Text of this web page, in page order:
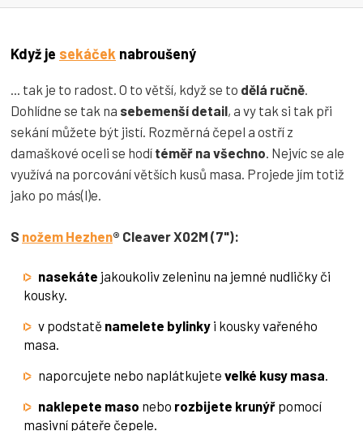
Když je sekáček nabroušený
... tak je to radost. O to větší, když se to dělá ručně
Dohlídne se tak na sebemenší detail, a vy tak si tak při
sekání můžete být jistí. Rozměrná čepel a ostří z
damaškové oceli se hodí téměř na všechno . Nejvíc se ale
využívá na porcování větších kusů masa. Projede jím totiž
jako po más(l)e.
S nožem Hezhen® Cleaver X02M (7"):
nasekáte jakoukoliv zeleninu na jemné nudličky či
kousky.
v podstatě namelete bylinky i kousky vařeného
masa.
naporcujete nebo naplátkujete velké kusy masa
naklepete maso nebo rozbijete krunýř pomocí
masivní páteře čepele.